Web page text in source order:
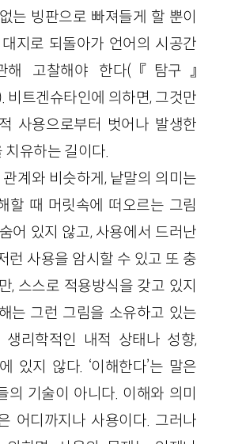
는 빙판으로 빠져들게 할 뿐이
지로 되돌아가 언어의 시공간
해 고찰해야 한다(『탐구』
트겐슈타인에 의하면, 그것만
사용으로부터 벗어나 발생한
유하는 길이다.
계와 비슷하게, 낱말의 의미는
할 때 머릿속에 떠오르는 그림
어 있지 않고, 사용에서 드러난
런 사용을 암시할 수 있고 또 충
, 스스로 적용방식을 갖고 있지
는 그런 그림을 소유하고 있는
생리학적인 내적 상태나 성향,
있지 않다. ‘이해한다’는 말은
의 기술이 아니다. 이해와 의미
어디까지나 사용이다. 그러나